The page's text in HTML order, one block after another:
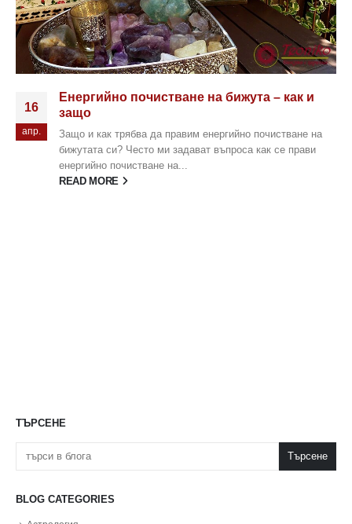
16
апр.
Енергийно почистване на бижута – как и
защо
Защо и как трябва да правим енергийно почистване на
бижутата си? Често ми задават въпроса как се прави
енергийно почистване на...
READ MORE
ТЪРСЕНЕ
Търсене
BLOG CATEGORIES